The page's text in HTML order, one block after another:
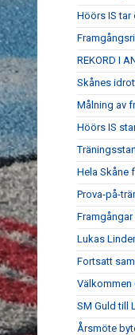
Höörs IS tar
REKORD I
Skånes
Målning av
Höörs IS
Hela Skåne
Prova-på-
Lukas
Fortsatt
Välkommen
SM Guld till
Årsmöte